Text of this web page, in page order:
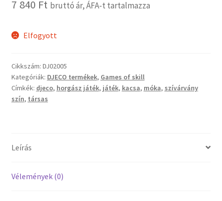
Wonder Wheels autók
Webáruház
7 840 Ft bruttó ár, ÁFA-t tartalmazza
Elfogyott
Cikkszám: DJ02005
Kategóriák: DJECO termékek, Games of skill
Címkék: djeco, horgász játék, játék, kacsa, móka, szívárvány
szín, társas
Leírás
Vélemények (0)